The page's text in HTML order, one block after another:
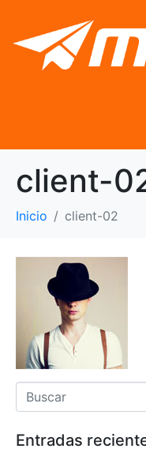
client-
Inicio client-02
Entradas